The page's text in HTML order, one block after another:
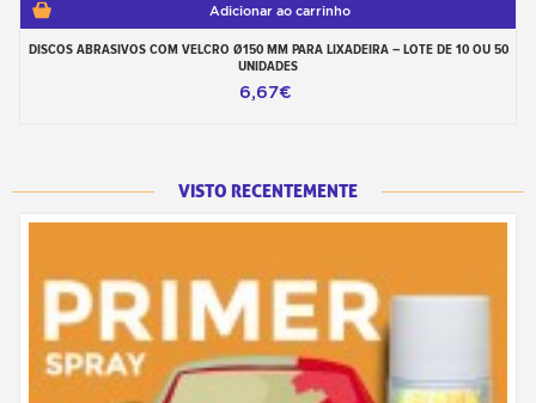
Adicionar ao carrinho
DISCOS ABRASIVOS COM VELCRO Ø150 MM PARA LIXADEIRA – LOTE DE 10 OU 50
UNIDADES
6,67€
VISTO RECENTEMENTE